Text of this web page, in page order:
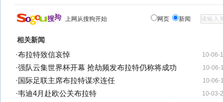
上网从搜狗开始 网页 新闻
相关新闻
10-06-
·布拉特致信哀悼
10-06-
·强队云集世界杯开幕 抢劫频发布拉特仍称将成功
10-06-
· 国际足联主席布拉特谋求连任
10-03-
·韦迪4月赴欧公关布拉特